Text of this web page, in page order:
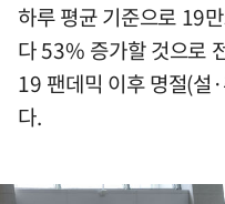
하루 평균 기준으로 19
다 53% 증가할 것으로
19 팬데믹 이후 명절(설
다.